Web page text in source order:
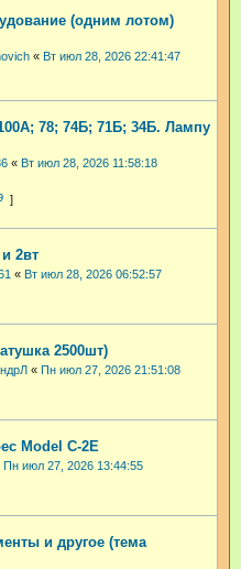
(одним лотом)
« Вт июл 28, 2026 22:41:47
78; 74Б; 71Б; 34Б. Лампу
« Вт июл 28, 2026 11:58:18
2вт
« Вт июл 28, 2026 06:52:57
2500шт)
« Пн июл 27, 2026 21:51:08
Model C-2E
Пн июл 27, 2026 13:44:55
и другое (тема